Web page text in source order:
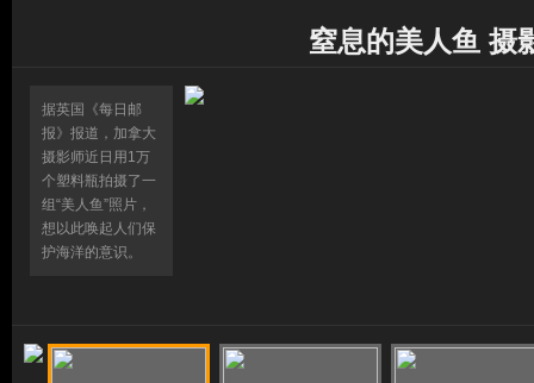
窒息的美人鱼 摄
据英国《每日邮
报》报道，加拿大
摄影师近日用1万
个塑料瓶拍摄了一
组“美人鱼”照片，
想以此唤起人们保
护海洋的意识。